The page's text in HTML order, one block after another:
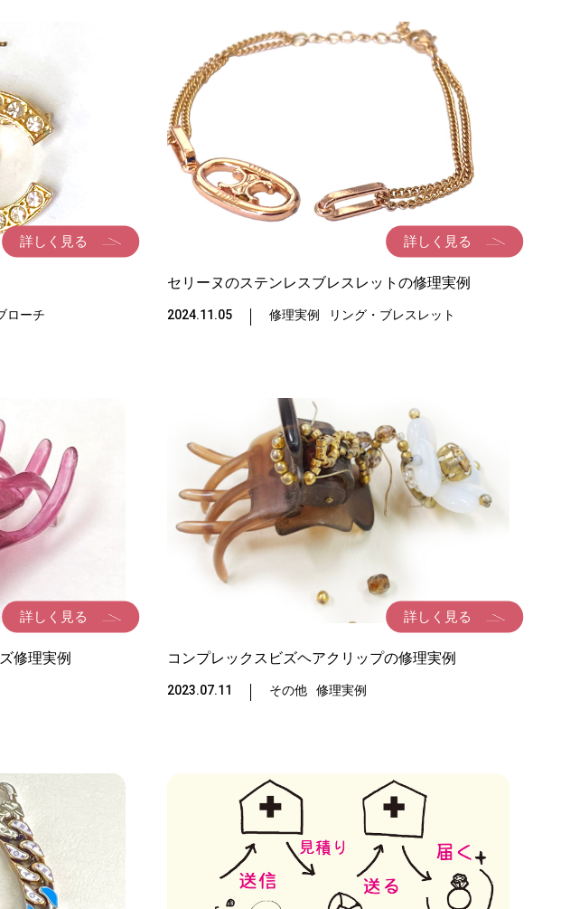
修理実例
詳しく見る
ローチ
詳しく見る
セリーヌのステンレスブレスレットの修理実例
2024.11.05 修理実例 リング・ブレスレット
詳しく見る
修理実例
詳しく見る
コンプレックスビズヘアクリップの修理実例
2023.07.11 その他 修理実例